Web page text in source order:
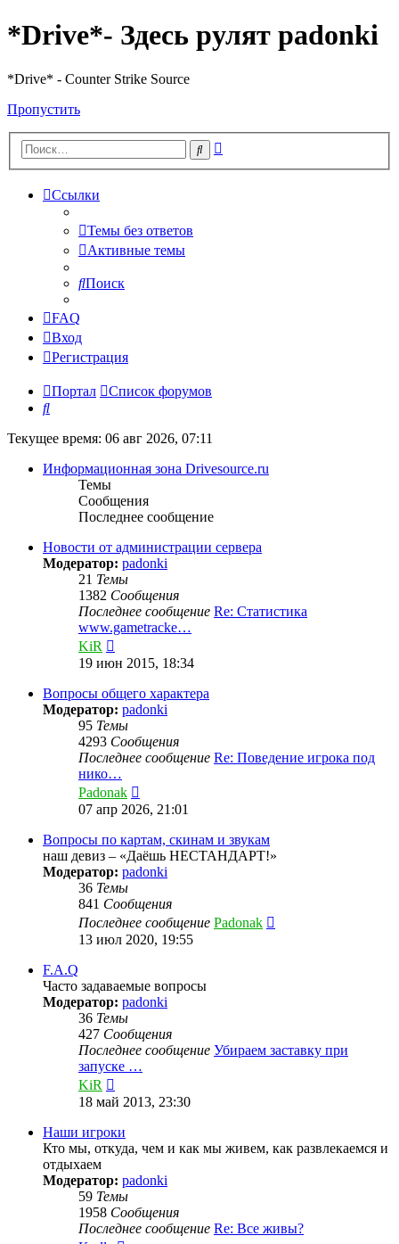
*Drive*- Здесь рулят padonki
*Drive* - Counter Strike Source
Пропустить
Поиск
Ссылки
Темы без ответов
Активные темы
Поиск
FAQ
Вход
Регистрация
Портал
Список форумов
Поиск
Текущее время: 06 авг 2026, 07:11
Информационная зона Drivesource.ru
Темы
Сообщения
Последнее сообщение
Новости от администрации сервера
Модератор: padonki
21 Темы
1382 Сообщения
Последнее сообщение Re: Статистика
www.gametracke…
KiR
к
сообщению
19 июн 2015, 18:34
Вопросы общего характера
Модератор: padonki
95 Темы
4293 Сообщения
Последнее сообщение Re: Поведение игрока под
нико…
Padonak
к
сообщению
07 апр 2026, 21:01
Вопросы по картам, скинам и звукам
наш девиз – «Даёшь НЕСТАНДАРТ!»
Модератор: padonki
36 Темы
841 Сообщения
Последнее сообщение Padonak
13 июл 2020, 19:55
F.A.Q
Часто задаваемые вопросы
Модератор: padonki
36 Темы
427 Сообщения
Последнее сообщение Убираем заставку при
запуске …
KiR
к
сообщению
18 май 2013, 23:30
Наши игроки
Кто мы, откуда, чем и как мы живем, как развлекаемся и
отдыхаем
Модератор: padonki
59 Темы
1958 Сообщения
Последнее сообщение Re: Все живы?